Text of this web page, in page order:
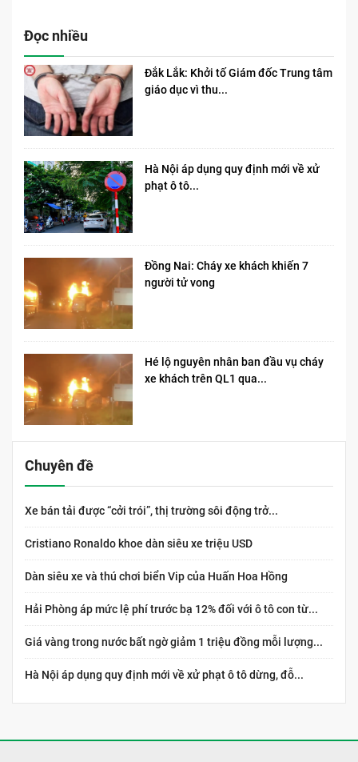
Đọc nhiều
Đắk Lắk: Khởi tố Giám đốc Trung tâm
giáo dục vì thu...
Hà Nội áp dụng quy định mới về xử
phạt ô tô...
Đồng Nai: Cháy xe khách khiến 7
người tử vong​
Hé lộ nguyên nhân ban đầu vụ cháy
xe khách trên QL1 qua...
Chuyên đề
Xe bán tải được “cởi trói”, thị trường sôi động trở...
Cristiano Ronaldo khoe dàn siêu xe triệu USD
Dàn siêu xe và thú chơi biển Vip của Huấn Hoa Hồng
Hải Phòng áp mức lệ phí trước bạ 12% đối với ô tô con từ...
Giá vàng trong nước bất ngờ giảm 1 triệu đồng mỗi lượng...
Hà Nội áp dụng quy định mới về xử phạt ô tô dừng, đỗ...